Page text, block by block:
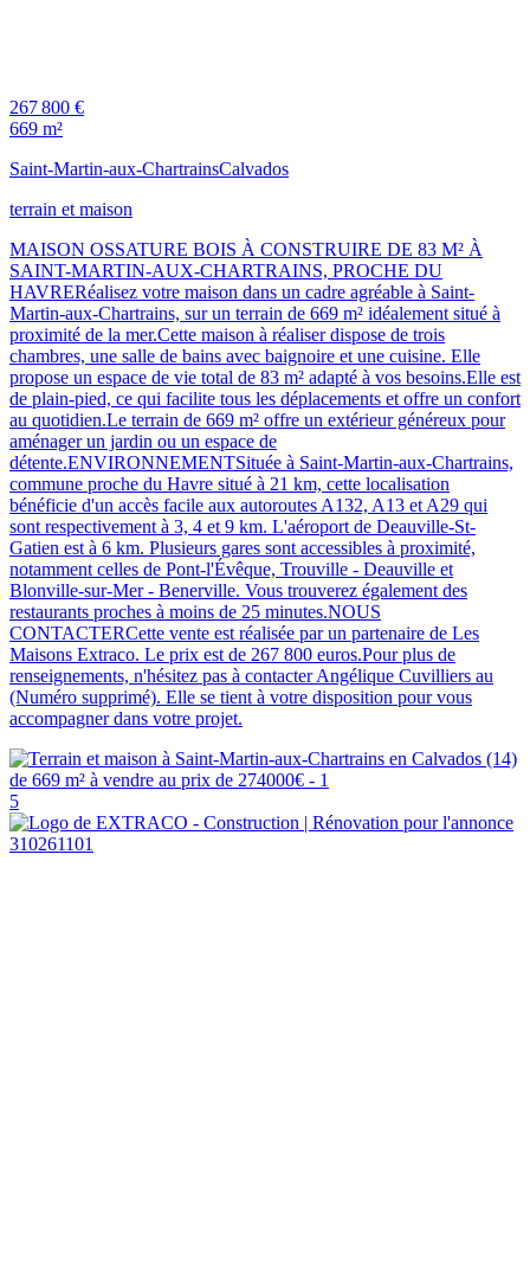
267 800 €
669 m²
Saint-Martin-aux-ChartrainsCalvados
terrain et maison
MAISON OSSATURE BOIS À CONSTRUIRE DE 83 M² À
SAINT-MARTIN-AUX-CHARTRAINS, PROCHE DU
HAVRERéalisez votre maison dans un cadre agréable à Saint-
Martin-aux-Chartrains, sur un terrain de 669 m² idéalement situé à
proximité de la mer.Cette maison à réaliser dispose de trois
chambres, une salle de bains avec baignoire et une cuisine. Elle
propose un espace de vie total de 83 m² adapté à vos besoins.Elle est
de plain-pied, ce qui facilite tous les déplacements et offre un confort
au quotidien.Le terrain de 669 m² offre un extérieur généreux pour
aménager un jardin ou un espace de
détente.ENVIRONNEMENTSituée à Saint-Martin-aux-Chartrains,
commune proche du Havre situé à 21 km, cette localisation
bénéficie d'un accès facile aux autoroutes A132, A13 et A29 qui
sont respectivement à 3, 4 et 9 km. L'aéroport de Deauville-St-
Gatien est à 6 km. Plusieurs gares sont accessibles à proximité,
notamment celles de Pont-l'Évêque, Trouville - Deauville et
Blonville-sur-Mer - Benerville. Vous trouverez également des
restaurants proches à moins de 25 minutes.NOUS
CONTACTERCette vente est réalisée par un partenaire de Les
Maisons Extraco. Le prix est de 267 800 euros.Pour plus de
renseignements, n'hésitez pas à contacter Angélique Cuvilliers au
(Numéro supprimé). Elle se tient à votre disposition pour vous
accompagner dans votre projet.
5